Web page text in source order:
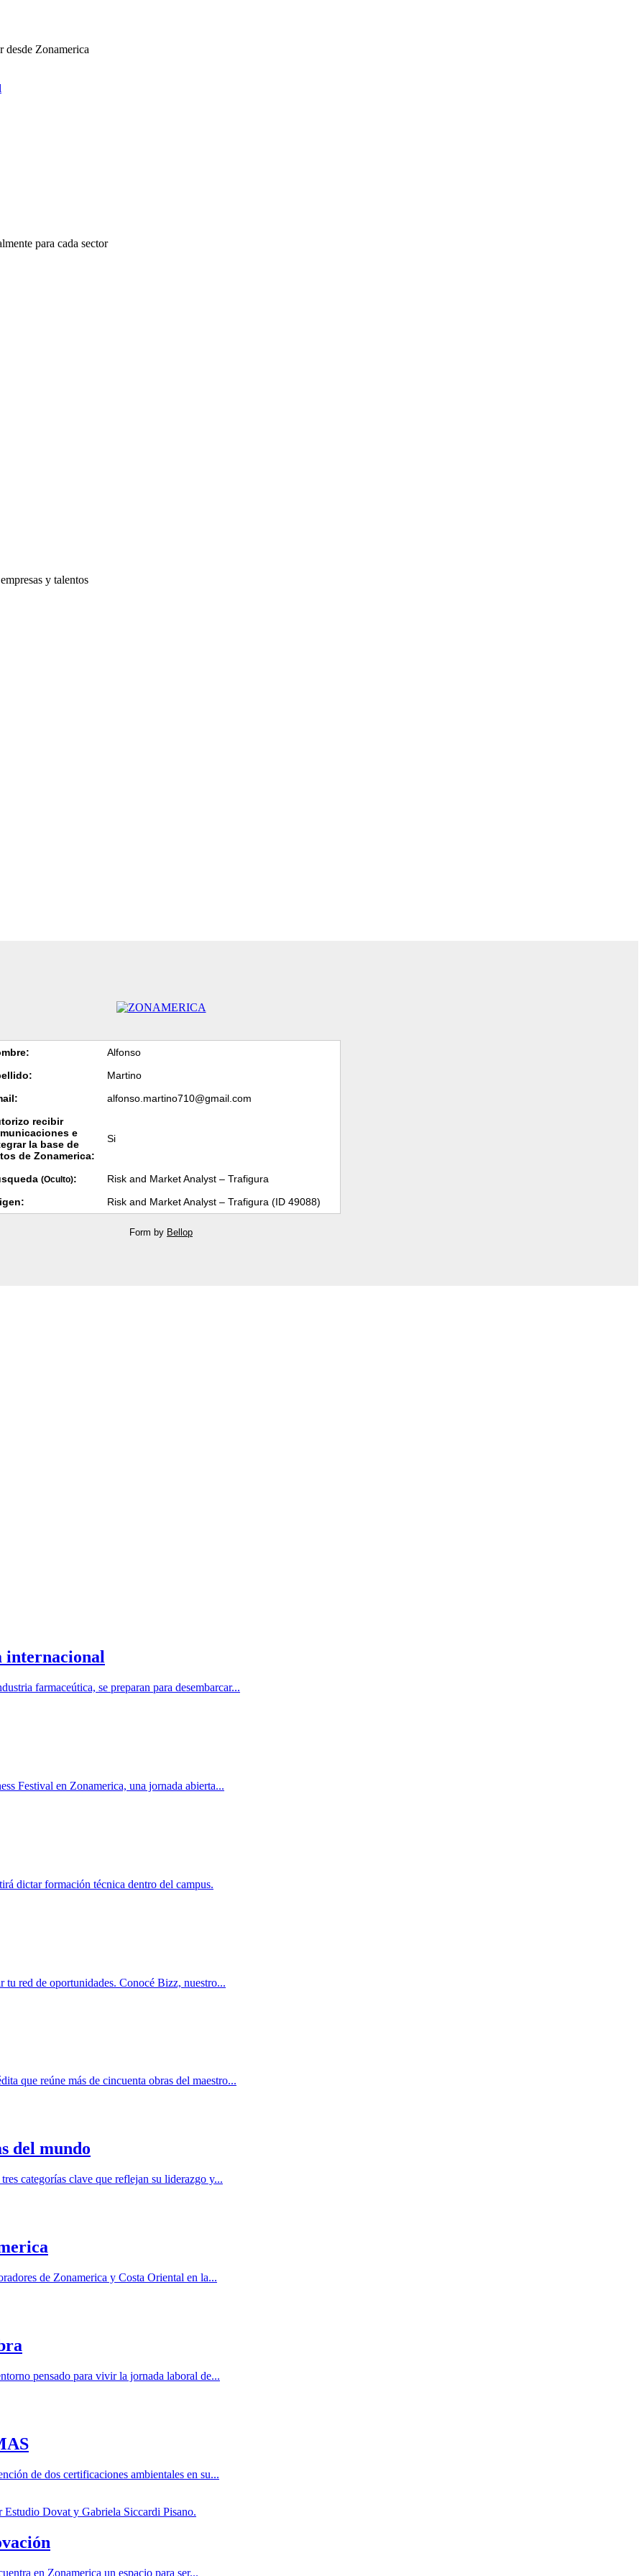
desde Zonamerica
para cada sector
y talentos
Alfonso
Martino
alfonso.martino710@gmail.com
recibir
e
la base de
de Zonamerica:
Si
(Oculto):
Risk and Market Analyst – Trafigura
Risk and Market Analyst – Trafigura (ID 49088)
Form by Bellop
internacional
farmaceútica, se preparan para desembarcar...
Festival en Zonamerica, una jornada abierta...
dictar formación técnica dentro del campus.
tu red de oportunidades. Conocé Bizz, nuestro...
que reúne más de cincuenta obras del maestro...
del mundo
categorías clave que reflejan su liderazgo y...
de Zonamerica y Costa Oriental en la...
pensado para vivir la jornada laboral de...
de dos certificaciones ambientales en su...
en Zonamerica un espacio para ser...